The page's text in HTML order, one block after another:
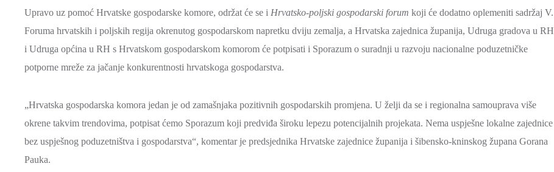
Upravo uz pomoć Hrvatske gospodarske komore, održat će se i Hrvatsko-poljski gospodarski forum koji će dodatno oplemeniti sadržaj V.
Foruma hrvatskih i poljskih regija okrenutog gospodarskom napretku dviju zemalja, a Hrvatska zajednica županija, Udruga gradova u RH
i Udruga općina u RH s Hrvatskom gospodarskom komorom će potpisati i Sporazum o suradnji u razvoju nacionalne poduzetničke
potporne mreže za jačanje konkurentnosti hrvatskoga gospodarstva.
„Hrvatska gospodarska komora jedan je od zamašnjaka pozitivnih gospodarskih promjena. U želji da se i regionalna samouprava više
okrene takvim trendovima, potpisat ćemo Sporazum koji predviđa široku lepezu potencijalnih projekata. Nema uspješne lokalne zajednice
bez uspješnog poduzetništva i gospodarstva“, komentar je predsjednika Hrvatske zajednice županija i šibensko-kninskog župana Gorana
Pauka.